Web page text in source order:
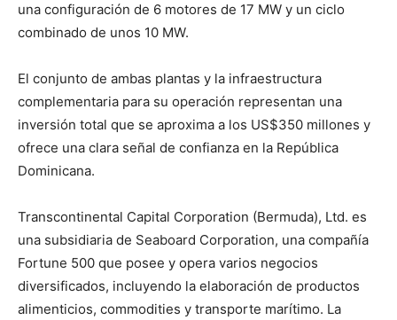
una configuración de 6 motores de 17 MW y un ciclo
combinado de unos 10 MW.
El conjunto de ambas plantas y la infraestructura
complementaria para su operación representan una
inversión total que se aproxima a los US$350 millones y
ofrece una clara señal de confianza en la República
Dominicana.
Transcontinental Capital Corporation (Bermuda), Ltd. es
una subsidiaria de Seaboard Corporation, una compañía
Fortune 500 que posee y opera varios negocios
diversificados, incluyendo la elaboración de productos
alimenticios, commodities y transporte marítimo. La